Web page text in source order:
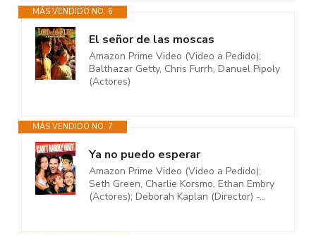
MÁS VENDIDO NO. 6
El señor de las moscas
Amazon Prime Video (Video a Pedido);
Balthazar Getty, Chris Furrh, Danuel Pipoly
(Actores)
MÁS VENDIDO NO. 7
Ya no puedo esperar
Amazon Prime Video (Video a Pedido);
Seth Green, Charlie Korsmo, Ethan Embry
(Actores); Deborah Kaplan (Director) -...